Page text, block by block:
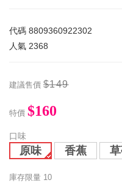
代碼 8809360922302
人氣 2368
建議售價 $149
特價 $160
口味
原味 香蕉
庫存限量 10